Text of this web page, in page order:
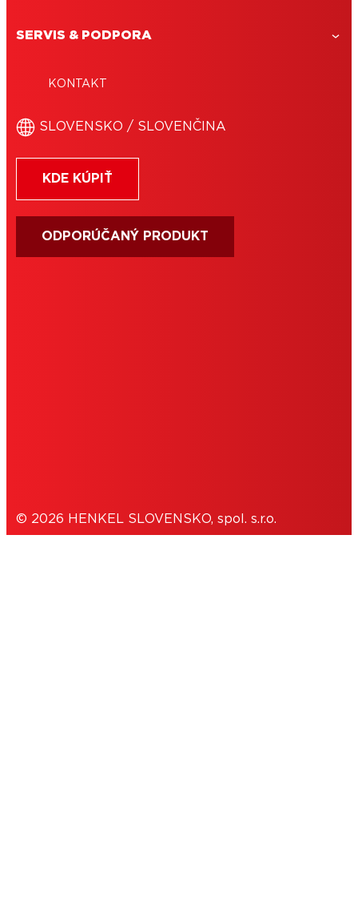
SERVIS & PODPORA
KONTAKT
SLOVENSKO / SLOVENČINA
KDE KÚPIŤ
ODPORÚČANÝ PRODUKT
© 2026 HENKEL SLOVENSKO, spol. s.r.o.